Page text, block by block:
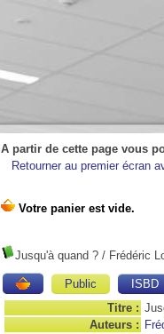
A partir de cette page vous
Retourner au premier écran
Jusqu'à quand ? / Frédéric
Public ISBD
Titre :
Auteurs :